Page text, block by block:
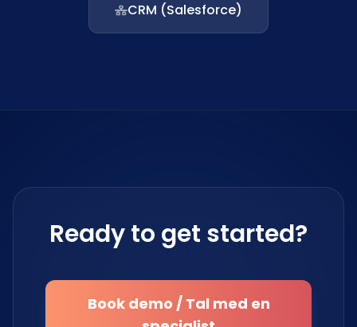
CRM (Salesforce)
Ready to get started?
Book demo / Tal med en